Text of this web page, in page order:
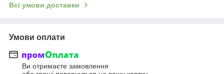
Всі умови доставки
Умови оплати
Ви отримаєте замовлення